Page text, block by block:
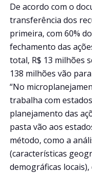
De acordo com o
transferência dos
primeira, com 60%
fechamento das
total, R$ 13 milhões
138 milhões vão
“No
trabalha com
planejamento das
pasta vão aos
método, como a
(características
demográficas